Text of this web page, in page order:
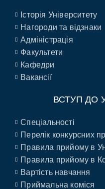
Історія Університету
Нагороди та відзнаки
Адміністрація
Факультети
Кафедри
Вакансії
ВСТУП ДО
Спеціальності
Перелік конкурсних
Правила прийому в
Правила прийому в
Вартість навчання
Приймальна коміся